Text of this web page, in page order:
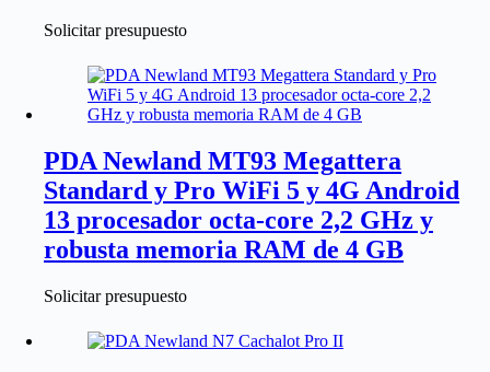
Solicitar presupuesto
PDA Newland MT93 Megattera
Standard y Pro WiFi 5 y 4G Android
13 procesador octa-core 2,2 GHz y
robusta memoria RAM de 4 GB
Solicitar presupuesto